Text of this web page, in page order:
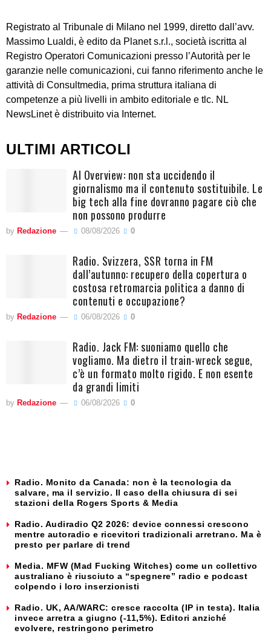
Registrato al Tribunale di Milano nel 1999, diretto dall’avv.
Massimo Lualdi, è edito da Planet s.r.l., società iscritta al
Registro Operatori Comunicazioni presso l’Autorità per le
garanzie nelle comunicazioni, cui fanno riferimento anche le
attività di Consultmedia, prima struttura italiana di
competenze a più livelli in ambito editoriale e tlc. NL
NewsLinet è distribuito via Internet.
ULTIMI ARTICOLI
AI Overview: non sta uccidendo il
giornalismo ma il contenuto sostituibile. Le
big tech alla fine dovranno pagare ciò che
non possono produrre
by Redazione 08/08/2026 0
Radio. Svizzera, SSR torna in FM
dall’autunno: recupero della copertura o
costosa retromarcia politica a danno di
contenuti e occupazione?
by Redazione 06/08/2026 0
Radio. Jack FM: suoniamo quello che
vogliamo. Ma dietro il train-wreck segue,
c’è un formato molto rigido. E non esente
da grandi limiti
by Redazione 06/08/2026 0
Radio. Monito da Canada: non è la tecnologia da
salvare, ma il servizio. Il caso della chiusura di sei
stazioni della Rogers Sports & Media
Radio. Audiradio Q2 2026: device connessi crescono
mentre autoradio e ricevitori tradizionali arretrano. Ma è
presto per parlare di trend
Media. MFW (Mad Fucking Witches) come un collettivo
australiano è riusciuto a “spegnere” radio e podcast
colpendo i loro inserzionisti
Radio. UK, AA/WARC: cresce raccolta (IP in testa). Italia
invece arretra a giugno (-11,5%). Editori anziché
evolvere, restringono perimetro